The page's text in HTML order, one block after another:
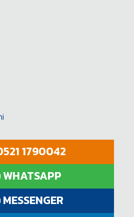
1790042
WHATSAPP
MESSENGER